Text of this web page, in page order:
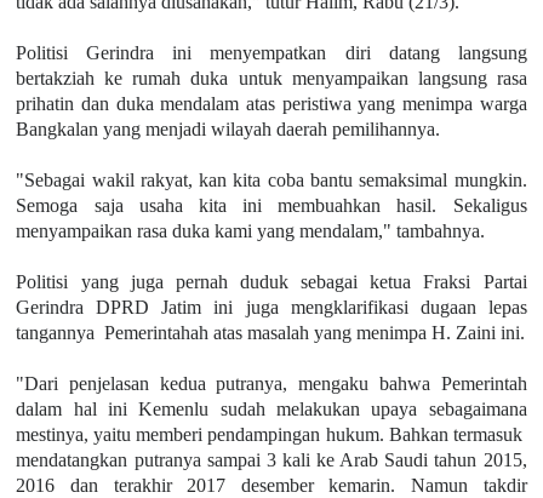
Politisi Gerindra ini menyempatkan diri datang langsung
bertakziah ke rumah duka untuk menyampaikan langsung rasa
prihatin dan duka mendalam atas peristiwa yang menimpa warga
Bangkalan yang menjadi wilayah daerah pemilihannya.
"Sebagai wakil rakyat, kan kita coba bantu semaksimal mungkin.
Semoga saja usaha kita ini membuahkan hasil. Sekaligus
menyampaikan rasa duka kami yang mendalam," tambahnya.
Politisi yang juga pernah duduk sebagai ketua Fraksi Partai
Gerindra DPRD Jatim ini juga mengklarifikasi dugaan lepas
tangannya Pemerintahah atas masalah yang menimpa H. Zaini ini.
"Dari penjelasan kedua putranya, mengaku bahwa Pemerintah
dalam hal ini Kemenlu sudah melakukan upaya sebagaimana
mestinya, yaitu memberi pendampingan hukum. Bahkan termasuk
mendatangkan putranya sampai 3 kali ke Arab Saudi tahun 2015,
2016 dan terakhir 2017 desember kemarin. Namun takdir